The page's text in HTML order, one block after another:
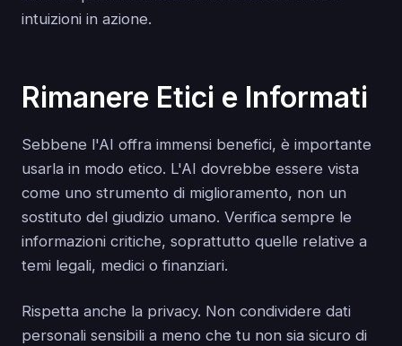
intuizioni in azione.
Rimanere Etici e Informati
Sebbene l'AI offra immensi benefici, è importante
usarla in modo etico. L'AI dovrebbe essere vista
come uno strumento di miglioramento, non un
sostituto del giudizio umano. Verifica sempre le
informazioni critiche, soprattutto quelle relative a
temi legali, medici o finanziari.
Rispetta anche la privacy. Non condividere dati
personali sensibili a meno che tu non sia sicuro di